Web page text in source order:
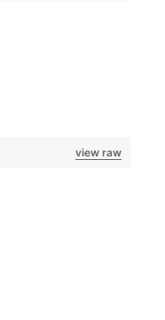
view raw